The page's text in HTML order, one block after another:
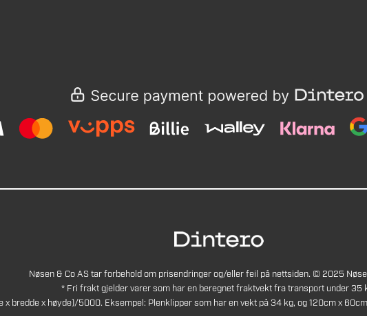
Nøsen & Co AS tar forbehold om prisendringer og/eller feil på nettsiden. © 2025
* Fri frakt gjelder varer som har en beregnet fraktvekt fra transport under 35
x bredde x høyde)/5000. Eksempel: Plenklipper som har en vekt på 34 kg, og 120cm x